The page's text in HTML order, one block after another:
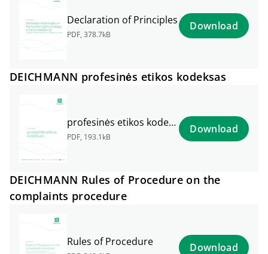
Declaration of Principles
PDF, 378.7kB
Download
DEICHMANN profesinės etikos kodeksas
profesinės etikos kodeksas
PDF, 193.1kB
Download
DEICHMANN Rules of Procedure on the
complaints procedure
Rules of Procedure Download